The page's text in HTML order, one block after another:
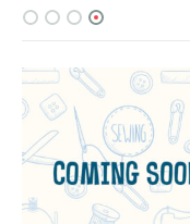
HOT